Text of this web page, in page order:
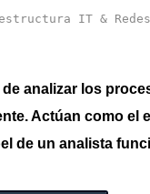
IT & Redes
analizar los
Actúan como el
de un analista